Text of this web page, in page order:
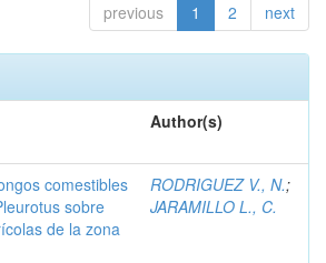
previous 1 2 next
Author(s)
comestibles
sobre
de la zona
RODRIGUEZ V., N.;
JARAMILLO L., C.